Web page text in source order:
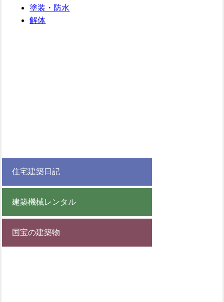
塗装・防水
解体
住宅建築日記
建築機械レンタル
国宝の建築物